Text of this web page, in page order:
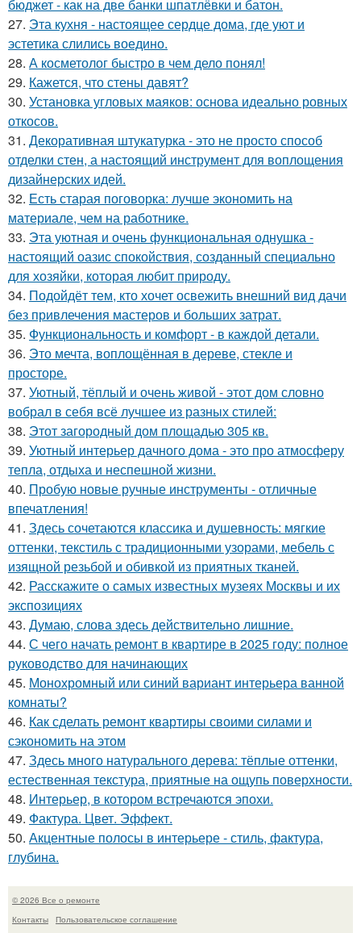
бюджет - как на две банки шпатлёвки и батон.
27. Эта кухня - настоящее сердце дома, где уют и
эстетика слились воедино.
28. А косметолог быстро в чем дело понял!
29. Кажется, что стены давят?
30. Установка угловых маяков: основа идеально ровных
откосов.
31. Декоративная штукатурка - это не просто способ
отделки стен, а настоящий инструмент для воплощения
дизайнерских идей.
32. Есть старая поговорка: лучше экономить на
материале, чем на работнике.
33. Эта уютная и очень функциональная однушка -
настоящий оазис спокойствия, созданный специально
для хозяйки, которая любит природу.
34. Подойдёт тем, кто хочет освежить внешний вид дачи
без привлечения мастеров и больших затрат.
35. Функциональность и комфорт - в каждой детали.
36. Это мечта, воплощённая в дереве, стекле и
просторе.
37. Уютный, тёплый и очень живой - этот дом словно
вобрал в себя всё лучшее из разных стилей:
38. Этот загородный дом площадью 305 кв.
39. Уютный интерьер дачного дома - это про атмосферу
тепла, отдыха и неспешной жизни.
40. Пробую новые ручные инструменты - отличные
впечатления!
41. Здесь сочетаются классика и душевность: мягкие
оттенки, текстиль с традиционными узорами, мебель с
изящной резьбой и обивкой из приятных тканей.
42. Расскажите о самых известных музеях Москвы и их
экспозициях
43. Думаю, слова здесь действительно лишние.
44. С чего начать ремонт в квартире в 2025 году: полное
руководство для начинающих
45. Монохромный или синий вариант интерьера ванной
комнаты?
46. Как сделать ремонт квартиры своими силами и
сэкономить на этом
47. Здесь много натурального дерева: тёплые оттенки,
естественная текстура, приятные на ощупь поверхности.
48. Интерьер, в котором встречаются эпохи.
49. Фактура. Цвет. Эффект.
50. Акцентные полосы в интерьере - стиль, фактура,
глубина.
© 2026 Все о ремонте
Контакты
Пользовательское соглашение